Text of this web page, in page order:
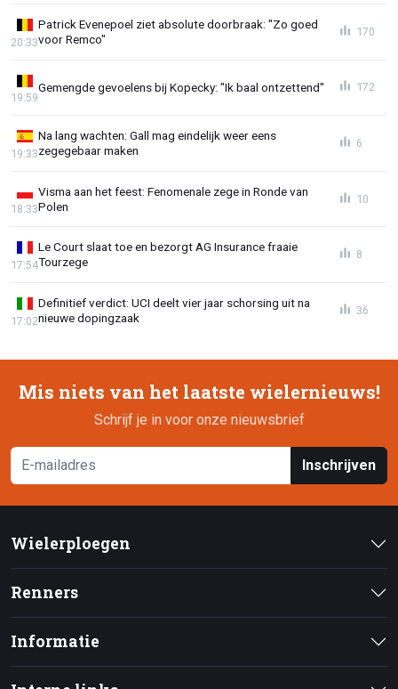
Patrick Evenepoel ziet absolute doorbraak: "Zo goed
voor Remco"
20:33
170
Gemengde gevoelens bij Kopecky: "Ik baal ontzettend"
19:59
172
Na lang wachten: Gall mag eindelijk weer eens
zegegebaar maken
19:33
6
Visma aan het feest: Fenomenale zege in Ronde van
Polen
18:33
10
Le Court slaat toe en bezorgt AG Insurance fraaie
Tourzege
17:54
8
Definitief verdict: UCI deelt vier jaar schorsing uit na
nieuwe dopingzaak
17:02
36
Mis niets van het laatste wielernieuws!
Schrijf je in voor onze nieuwsbrief
Inschrijven
Wielerploegen
Renners
Informatie